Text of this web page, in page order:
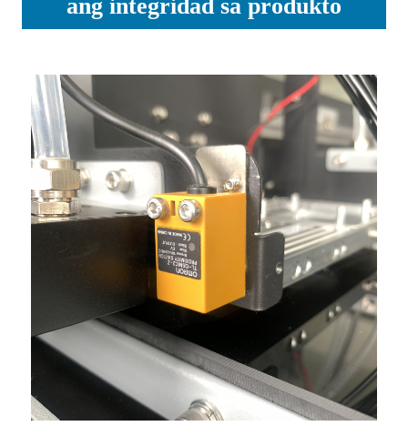
ang integridad sa produkto